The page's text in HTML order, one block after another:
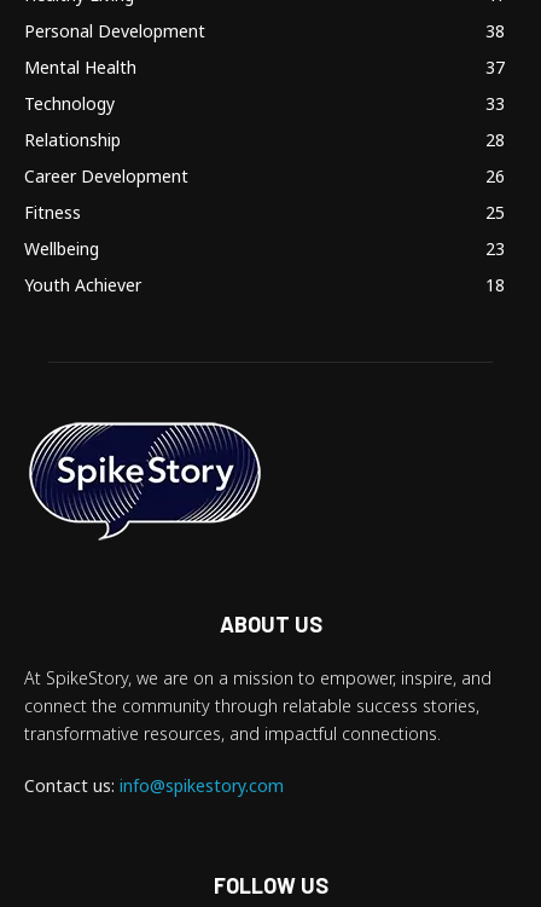
Personal Development
38
Mental Health
37
Technology
33
Relationship
28
Career Development
26
Fitness
25
Wellbeing
23
Youth Achiever
18
ABOUT US
At SpikeStory, we are on a mission to empower, inspire, and
connect the community through relatable success stories,
transformative resources, and impactful connections.
Contact us: info@spikestory.com
FOLLOW US